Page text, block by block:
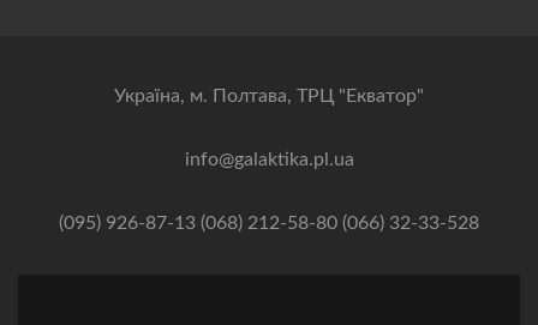
Українa, м. Полтава, ТРЦ "Екватор"
info@galaktika.pl.ua
(095) 926-87-13 (068) 212-58-80 (066) 32-33-528